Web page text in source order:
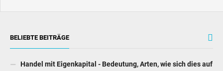
BELIEBTE BEITRÄGE
Handel mit Eigenkapital - Bedeutung, Arten, wie sich dies auf